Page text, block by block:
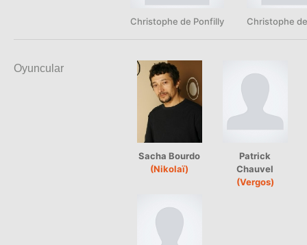
Christophe de Ponfilly Christophe
Oyuncular
Sacha Bourdo
(Nikolaï)
Patrick
Chauvel
(Vergos)